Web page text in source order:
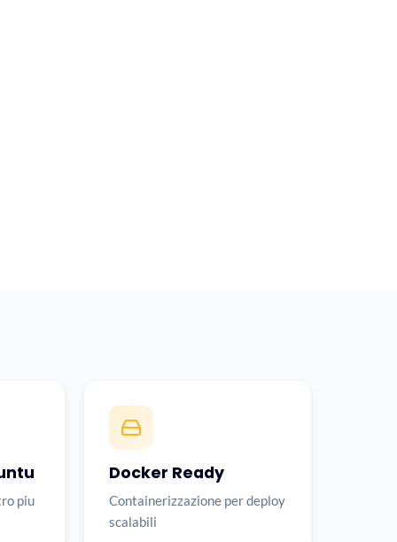
piu
Docker Ready
Containerizzazione per deploy
scalabili